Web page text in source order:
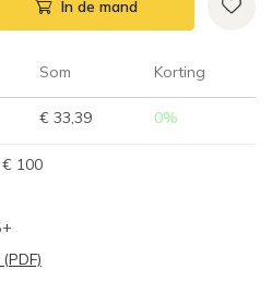
In de mand
Som Korting
€ 33,39 0%
100